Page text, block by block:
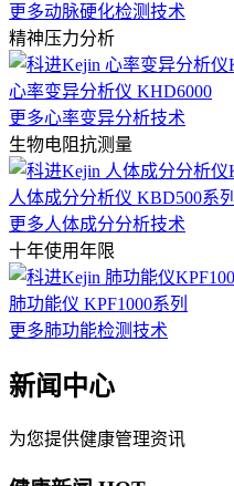
更多动脉硬化检测技术
精神压力分析
心率变异分析仪 KHD6000
更多心率变异分析技术
生物电阻抗测量
人体成分分析仪 KBD500系列
更多人体成分分析技术
十年使用年限
肺功能仪 KPF1000系列
更多肺功能检测技术
新闻中心
为您提供健康管理资讯